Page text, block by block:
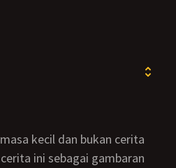
ini sebagai gambaran